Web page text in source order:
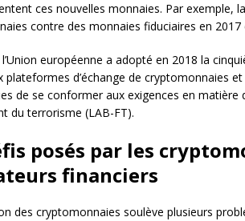
ces nouvelles monnaies. Par exemple,
contre des monnaies fiduciaires en
l’Union européenne a adopté en 2018 la
plateformes d’échange de cryptomonnaies
de se conformer aux exigences en matière
du terrorisme (LAB-FT).
posés par les
financiers
des cryptomonnaies soulève plusieurs